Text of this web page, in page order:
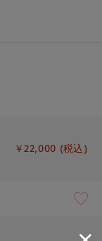
￥22,000 (税込)